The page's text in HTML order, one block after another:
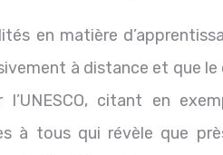
en matière
à distance et que
citant en
à tous qui révèle que